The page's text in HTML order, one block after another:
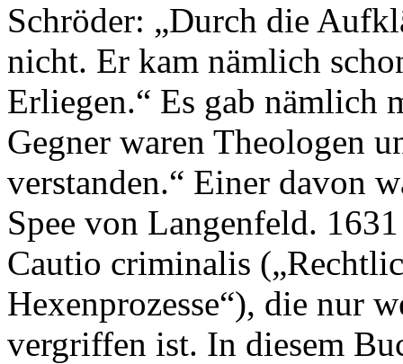
Schröder: „Durch die
nicht. Er kam nämlich
Erliegen.“ Es gab nämlich
Gegner waren Theologen
verstanden.“ Einer davon
Spee von Langenfeld.
Cautio criminalis
Hexenprozesse“), die nur
vergriffen ist. In diesem